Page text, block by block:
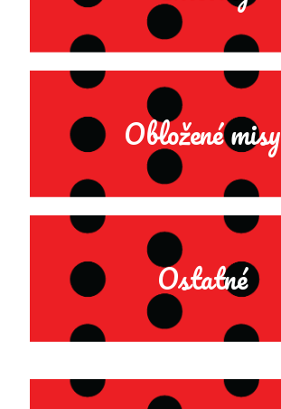
Obložené misy
Ostatné